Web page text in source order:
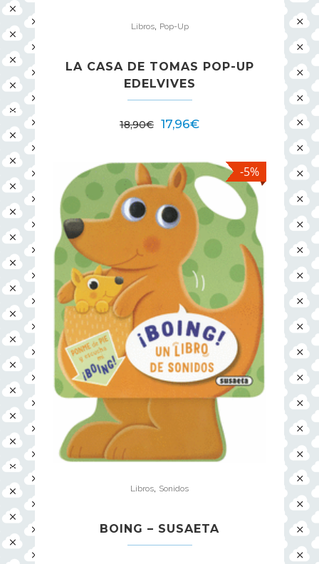
Libros, Pop-Up
LA CASA DE TOMAS POP-UP
EDELVIVES
18,90€ 17,96€
-5%
Libros Sonidos
BOING – SUSAETA